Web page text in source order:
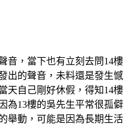
音，當下也有立刻去問14樓
出的聲音，未料還是發生憾
天自己剛好休假，得知14樓
為13樓的吳先生平常很孤僻